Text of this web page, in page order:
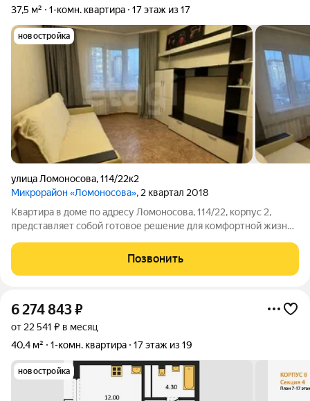
37,5 м² 1-комн. квартира 17 этаж из 17
новостройка
улица Ломоносова,114/22к2
Микрорайон «Ломоносова», 2 квартал 2018
Квартира в доме по адресу Ломоносова, 114/22, корпус 2,
представляет собой готовое решение для комфортной жизни.
инфраструктурой: магазины, детские сады и школы находятся
в шаговой доступности.
Позвонить
6 274 843₽
от 22 541 ₽ в месяц
40,4 м²
1-комн. квартира 17 этаж из 19
новостройка